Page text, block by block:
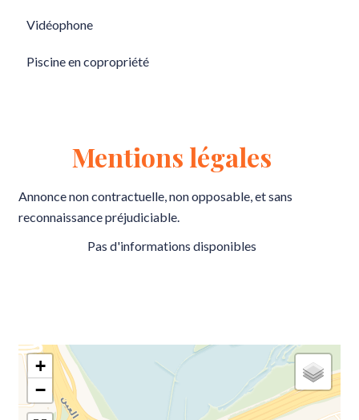
Vidéophone
Piscine en copropriété
Mentions légales
Annonce non contractuelle, non opposable, et sans
reconnaissance préjudiciable.
Pas d'informations disponibles
+
−